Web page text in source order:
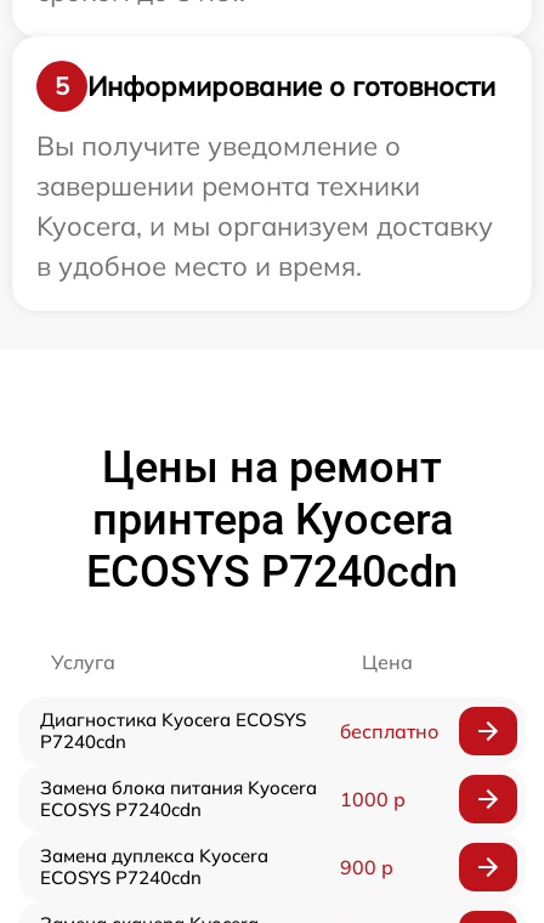
5
Информирование о готовности
Вы получите уведомление о
завершении ремонта техники
Kyocera, и мы организуем доставку
в удобное место и время.
Цены на ремонт
принтера Kyocera
ECOSYS P7240cdn
Услуга Цена
Диагностика Kyocera ECOSYS
P7240cdn
бесплатно
Замена блока питания Kyocera
ECOSYS P7240cdn
1000 р
Замена дуплекса Kyocera
ECOSYS P7240cdn
900 р